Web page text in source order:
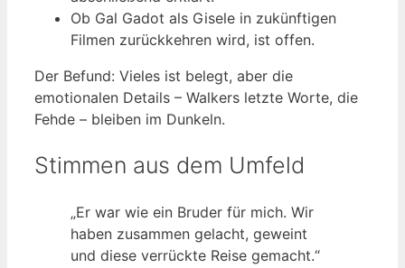
Ob Gal Gadot als Gisele in zukünftigen
Filmen zurückkehren wird, ist offen.
Der Befund: Vieles ist belegt, aber die
emotionalen Details – Walkers letzte Worte, die
Fehde – bleiben im Dunkeln.
Stimmen aus dem Umfeld
„Er war wie ein Bruder für mich. Wir
haben zusammen gelacht, geweint
und diese verrückte Reise gemacht.“